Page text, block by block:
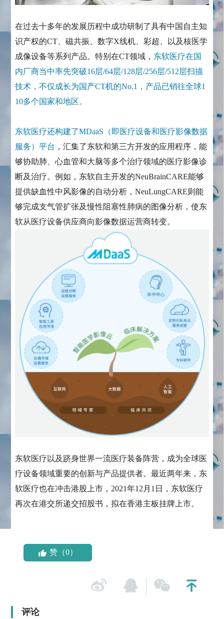
在过去十多年的发展历程中成功研制了具有中国自主知
识产权的CT、磁共振、数字X线机、彩超、以及核医学
成像设备等系列产品。特别在CT领域， 东软医疗在国
内厂商当中率先突破16层/64层/128层/256层/512层扫描
技术，不仅成长为国产CT机的No.1，产品已销往全球1
10多个国家和地区。
东软医疗还构建了MDaaS（即医疗设备和医疗影像数据
服务）平台 ，汇集了东软和第三方开发的应用程序，能
够协助肺、心血管和大脑等多个治疗领域的医疗影像诊
断及治疗。例如，东软自主开发的NeuBrainCARE能够
提供缺血性中风影像的自动分析，NeuLungCARE则能
够完成支气管扩张及慢性阻塞性肺病的图像分析，使东
软从医疗设备供应商向影像数据运营商转变。
东软医疗以及跻身世界一流医疗装备阵营，成为全球医
疗设备领域重要的创新与产品提供者。最近两年来，东
软医疗也在冲击港股上市，2021年12月1日，东软医疗
再次在港交所递交招股书，拟在香港主板挂牌上市。
赞（0）
评论